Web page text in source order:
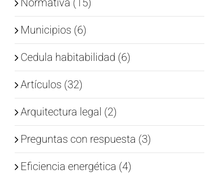
Municipios (6)
Cedula habitabilidad (6)
Artículos (32)
Arquitectura legal (2)
Preguntas con respuesta (3)
Eficiencia energética (4)